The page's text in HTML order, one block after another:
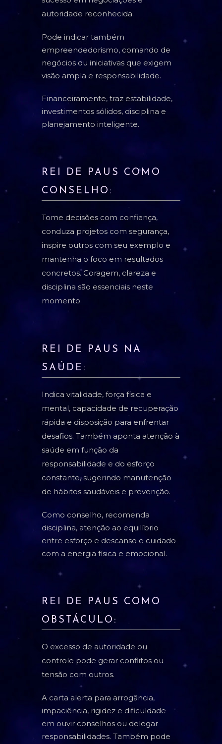
autoridade reconhecida.
Pode indicar também
empreendedorismo, comando de
negócios ou iniciativas que exigem
visão ampla e responsabilidade.
Financeiramente, traz estabilidade,
investimentos sólidos, disciplina e
planejamento inteligente.
REI DE PAUS COMO
CONSELHO:
Tome decisões com confiança,
conduza projetos com segurança,
inspire outros com seu exemplo e
mantenha o foco em resultados
concretos. Coragem, clareza e
disciplina são essenciais neste
momento.
REI DE PAUS NA
SAÚDE:
Indica vitalidade, força física e
mental, capacidade de recuperação
rápida e disposição para enfrentar
desafios. Também aponta atenção à
saúde em função da
responsabilidade e do esforço
constante, sugerindo manutenção
de hábitos saudáveis e prevenção.
Como conselho, recomenda
disciplina, atenção ao equilíbrio
entre esforço e descanso e cuidado
com a energia física e emocional.
REI DE PAUS COMO
OBSTÁCULO:
O excesso de autoridade ou
controle pode gerar conflitos ou
tensão com outros.
A carta alerta para arrogância,
impaciência, rigidez e dificuldade
em ouvir conselhos ou delegar
responsabilidades. Também pode